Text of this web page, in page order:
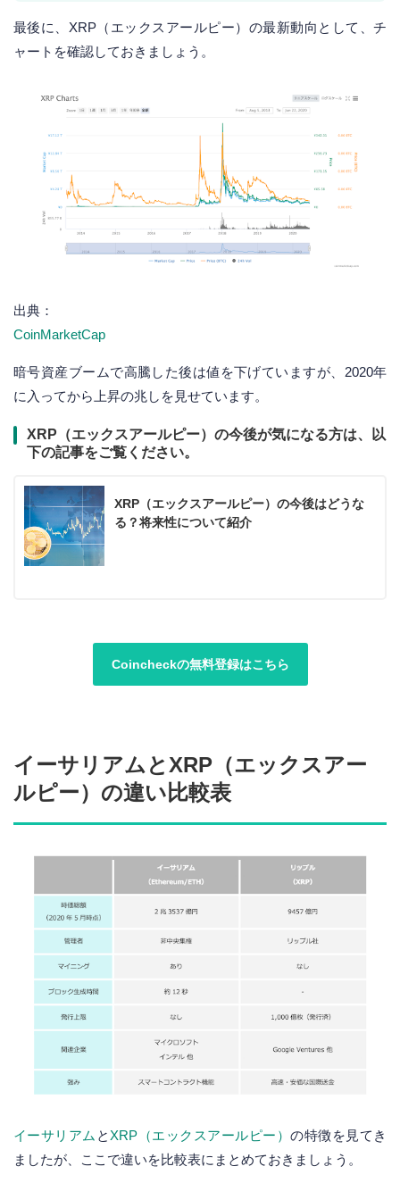
最後に、XRP（エックスアールピー）の最新動向として、チ
ャートを確認しておきましょう。
出典：
CoinMarketCap
暗号資産ブームで高騰した後は値を下げていますが、2020年
に入ってから上昇の兆しを見せています。
XRP（エックスアールピー）の今後が気になる方は、以
下の記事をご覧ください。
XRP（エックスアールピー）の今後はどうな
る？将来性について紹介
Coincheckの無料登録はこちら
イーサリアムとXRP（エックスアー
ルピー）の違い比較表
イーサリアム とXRP（エックスアールピー）の特徴を見てき
ましたが、ここで違いを比較表にまとめておきましょう。